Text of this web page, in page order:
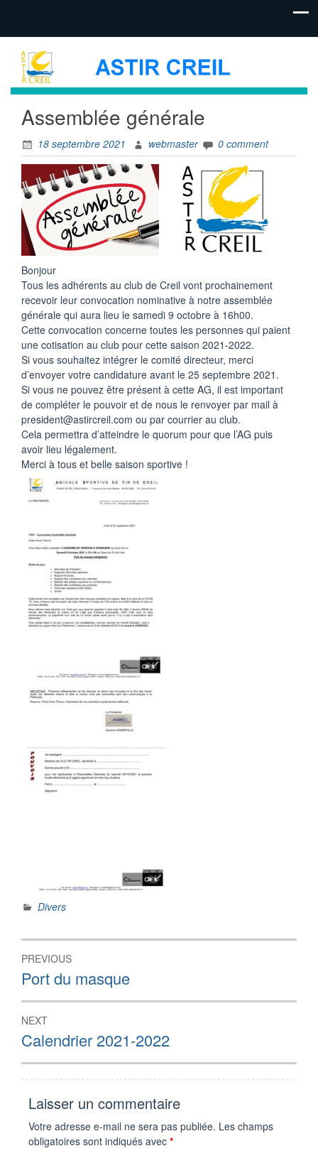
Assemblée générale
18 septembre 2021 webmaster 0 comment
Bonjour
Tous les adhérents au club de Creil vont prochainement
recevoir leur convocation nominative à notre assemblée
générale qui aura lieu le samedi 9 octobre à 16h00.
Cette convocation concerne toutes les personnes qui paient
une cotisation au club pour cette saison 2021-2022.
Si vous souhaitez intégrer le comité directeur, merci
d’envoyer votre candidature avant le 25 septembre 2021.
Si vous ne pouvez être présent à cette AG, il est important
de compléter le pouvoir et de nous le renvoyer par mail à
president@astircreil.com ou par courrier au club.
Cela permettra d’atteindre le quorum pour que l’AG puis
avoir lieu légalement.
Merci à tous et belle saison sportive !
Divers
Navigation
de
l’article
PREVIOUS
Previous
post:
Port du masque
NEXT
Next
post:
Calendrier 2021-2022
Laisser un commentaire
Votre adresse e-mail ne sera pas publiée. Les champs
obligatoires sont indiqués avec *